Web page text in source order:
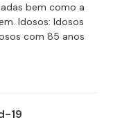
bem como a
Idosos: Idosos
com 85 anos
19